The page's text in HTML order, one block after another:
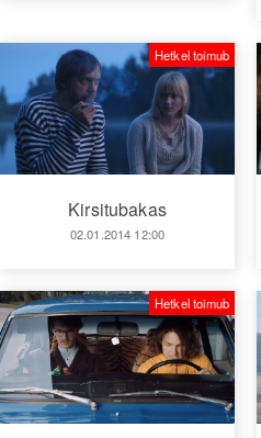
Kirsitubakas
02.01.2014 12:00
Hetkel toimub
Hetkel toimub